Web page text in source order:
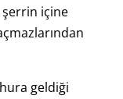
içine
geldiği